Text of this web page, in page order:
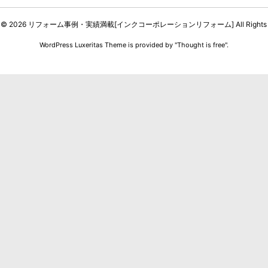
© 2026 リフォーム事例・実績満載[インクコーポレーションリフォーム] All
WordPress Luxeritas Theme is provided by "Thought is free".